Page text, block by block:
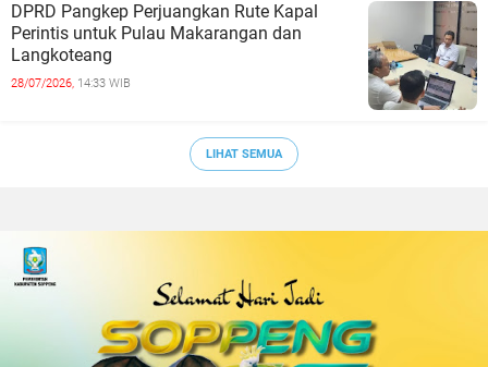
DPRD Pangkep Perjuangkan Rute Kapal
Perintis untuk Pulau Makarangan dan
Langkoteang
28/07/2026, 14:33 WIB
LIHAT SEMUA